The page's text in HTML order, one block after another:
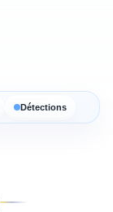
Détections